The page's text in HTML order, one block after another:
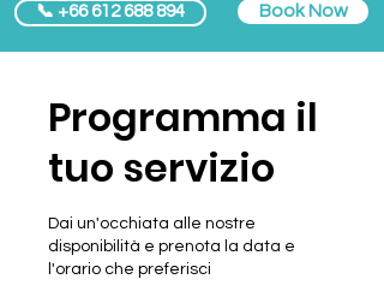
📞 +66 612 688 894 Book Now
Programma il
tuo servizio
Dai un'occhiata alle nostre
disponibilità e prenota la data e
l'orario che preferisci